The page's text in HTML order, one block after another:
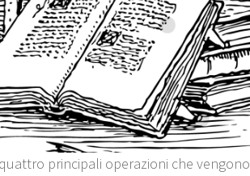
principali operazioni che vengono